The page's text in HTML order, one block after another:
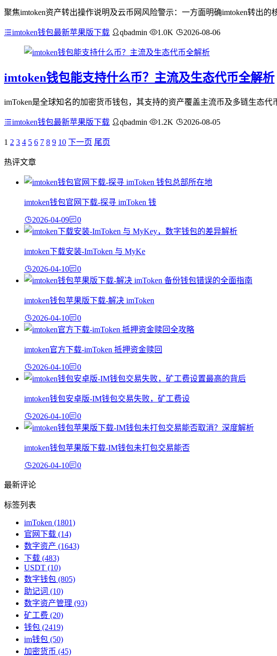
聚焦imtoken资产转出操作说明及云币网风险警示：一方面明确imtoken转出
imtoken钱包最新苹果版下载 qbadmin 1.0K 2026-08-06
imtoken钱包能支持什么币？主流及生态代币全解析
imToken是全球知名的加密货币钱包，其支持的资产覆盖主流币及多链生态
imtoken钱包最新苹果版下载 qbadmin 1.2K 2026-08-05
1 2 3 4 5 6 7 8 9 10 下一页 尾页
热评文章
imtoken钱包官网下载-探寻 imToken 钱
2026-04-09 0
imtoken下载安装-ImToken 与 MyKe
2026-04-10 0
imtoken钱包苹果版下载-解决 imToken
2026-04-10 0
imtoken官方下载-imToken 抵押资金赎回
2026-04-10 0
imtoken钱包安卓版-IM钱包交易失败，矿工费设
2026-04-10 0
imtoken钱包苹果版下载-IM钱包未打包交易能否
2026-04-10 0
最新评论
标签列表
imToken (1801)
官网下载 (14)
数字资产 (1643)
下载 (483)
USDT (10)
数字钱包 (805)
助记词 (10)
数字资产管理 (93)
矿工费 (20)
钱包 (2419)
im钱包 (50)
加密货币 (45)